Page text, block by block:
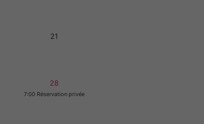
21
28
7:00 Réservation privée